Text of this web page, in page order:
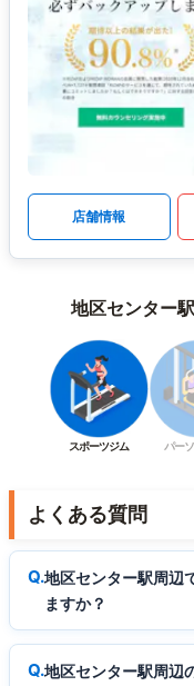
店舗情報
地区センター
スポーツジム パー
よくある質問
地区センター駅周辺
ますか？
地区センター駅周辺